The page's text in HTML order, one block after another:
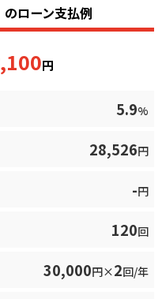
ローン支払例
円
5.9%
28,526円
-円
120回
30,000円×2回/年